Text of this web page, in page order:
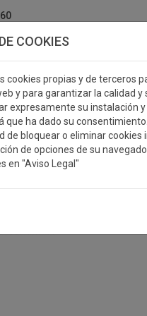
COOKIES
cookies propias y de terceros
y para garantizar la calidad y
expresamente su instalación
que ha dado su
de bloquear o eliminar
de opciones de su
en "Aviso Legal"